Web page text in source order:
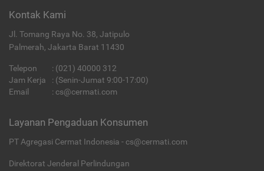
Kontak Kami
Jl. Tomang Raya No. 38, Jatipulo
Palmerah, Jakarta Barat 11430
Telepon : (021) 40000 312
Jam Kerja
: (Senin-Jumat 9:00-17:00)
Email
: cs@cermati.com
Layanan Pengaduan Konsumen
PT Agregasi Cermat Indonesia - cs@cermati.com
Direktorat Jenderal Perlindungan